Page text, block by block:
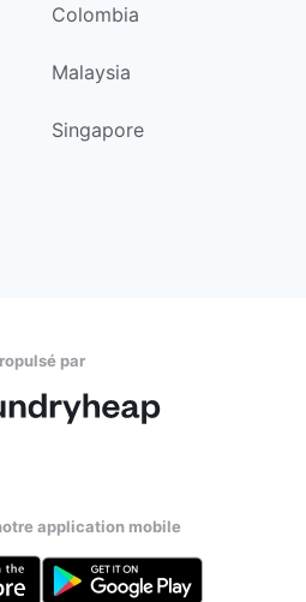
Colombia
Malaysia
Singapore
par
application mobile